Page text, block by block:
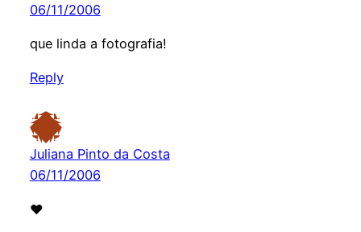
06/11/2006
que linda a fotografia!
Reply
Juliana Pinto da Costa
06/11/2006
♥